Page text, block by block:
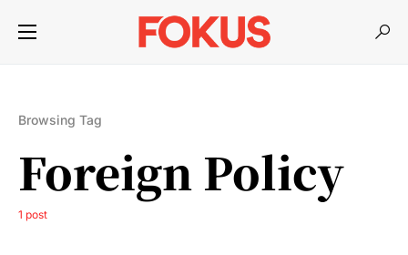
Browsing Tag
Foreign Policy
1 post